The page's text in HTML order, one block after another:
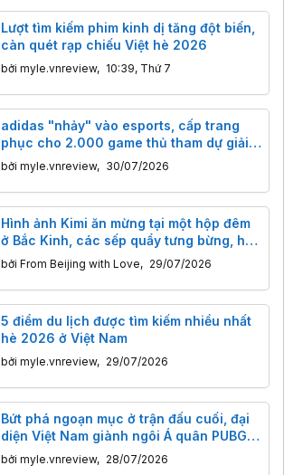
Lượt tìm kiếm phim kinh dị tăng đột biến,
càn quét rạp chiếu Việt hè 2026
bởi myle.vnreview, 10:39, Thứ 7
adidas "nhảy" vào esports, cấp trang
phục cho 2.000 game thủ tham dự giải
Esports Nations Cup
bởi myle.vnreview, 30/07/2026
Hình ảnh Kimi ăn mừng tại một hộp đêm
ở Bắc Kinh, các sếp quẩy tưng bừng, hô
to"Lên mặt trăng!"
bởi From Beijing with Love, 29/07/2026
5 điểm du lịch được tìm kiếm nhiều nhất
hè 2026 ở Việt Nam
bởi myle.vnreview, 29/07/2026
Bứt phá ngoạn mục ở trận đấu cuối, đại
diện Việt Nam giành ngôi Á quân PUBG
tại Esports World Cup 2026
bởi myle.vnreview, 28/07/2026